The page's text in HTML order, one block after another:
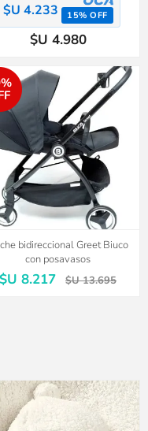
$U 4.233 15% OFF
$U 4.980
bidireccional Greet Biuco
con posavasos
$U 8.217 $U 13.695